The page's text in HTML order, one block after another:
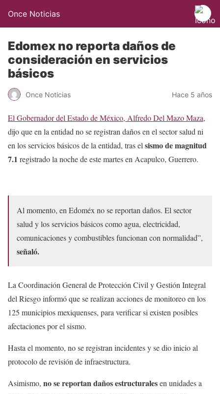
Once Noticias
Edomex no reporta daños de
consideración en servicios
básicos
Once Noticias Hace 5 años
El Gobernador del Estado de México, Alfredo Del Mazo Maza,
dijo que en la entidad no se registran daños en el sector salud ni
en los servicios básicos de la entidad, tras el sismo de magnitud
7.1 registrado la noche de este martes en Acapulco, Guerrero.
Al momento, en Edoméx no se reportan daños. El sector
salud y los servicios básicos como agua, electricidad,
comunicaciones y combustibles funcionan con normalidad”,
señaló.
La Coordinación General de Protección Civil y Gestión Integral
del Riesgo informó que se realizan acciones de monitoreo en los
125 municipios mexiquenses, para verificar si existen posibles
afectaciones por el sismo.
Hasta el momento, no se registran incidentes y se dio inicio al
protocolo de revisión de infraestructura.
Asimismo, no se reportan daños estructuralesen unidades a